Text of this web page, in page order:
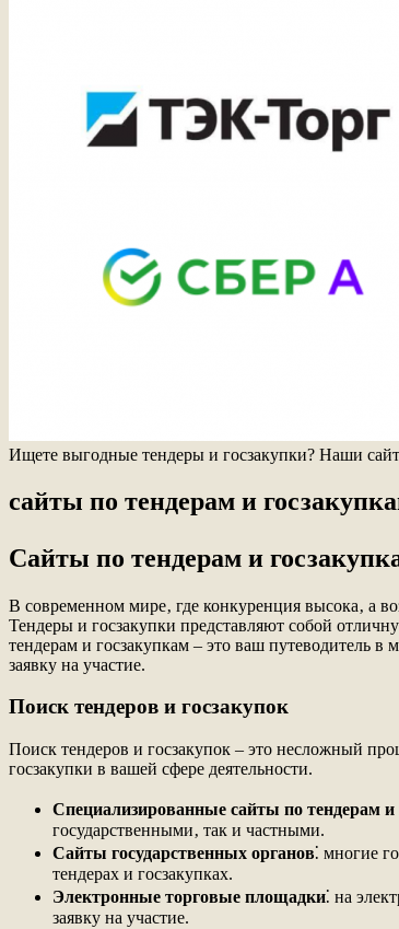
Ищете выгодные тендеры и госзакупки? Наши
сайты по тендерам и
Сайты по тендерам и
В современном мире‚ где конкуренция высока‚ а
Тендеры и госзакупки представляют собой
тендерам и госзакупкам – это ваш путеводитель
заявку на участие.
Поиск тендеров и госзакупок
Поиск тендеров и госзакупок – это несложный
госзакупки в вашей сфере деятельности.
Специализированные сайты по тендерам и
государственными‚ так и частными.
Сайты государственных органов⁚ многие
тендерах и госзакупках.
Электронные торговые площадки⁚ на
заявку на участие.